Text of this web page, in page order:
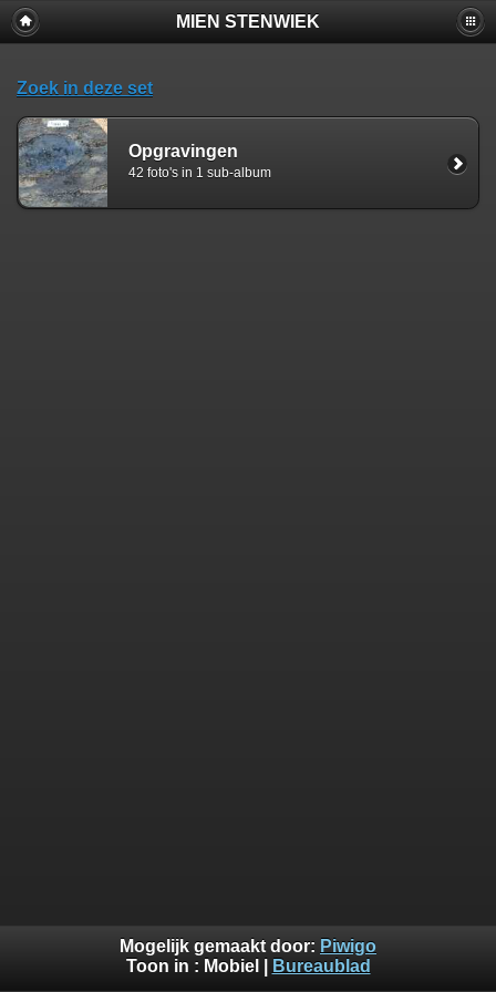
MIEN STENWIEK
Zoek in deze set
Opgravingen
42 foto's in 1 sub-album
Mogelijk gemaakt door: Piwigo
Toon in : Mobiel Bureaublad